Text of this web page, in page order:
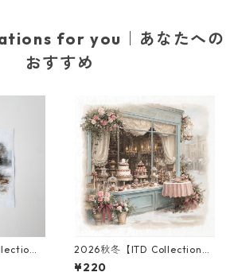
for you｜あなたへの
おすすめ
ーパー
2026秋冬【ITD Collection】
ミニサイズ ライスペーパー RS
M3005 デコパージュ
¥220